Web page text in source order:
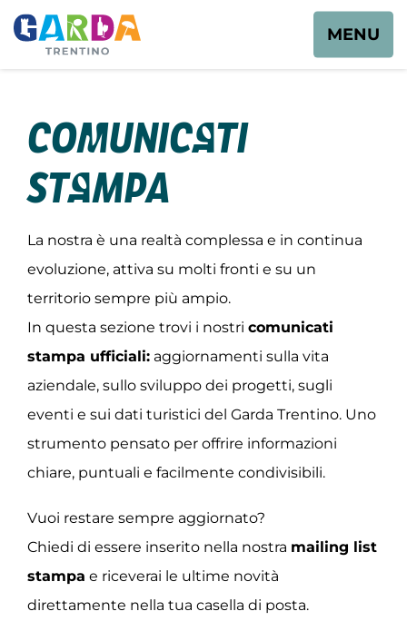
MENU
Comunicati
stampa
La nostra è una realtà complessa e in continua
evoluzione, attiva su molti fronti e su un
territorio sempre più ampio.
In questa sezione trovi i nostri comunicati
stampa ufficiali: aggiornamenti sulla vita
aziendale, sullo sviluppo dei progetti, sugli
eventi e sui dati turistici del Garda Trentino. Uno
strumento pensato per offrire informazioni
chiare, puntuali e facilmente condivisibili.
Vuoi restare sempre aggiornato?
Chiedi di essere inserito nella nostra mailing list
stampa e riceverai le ultime novità
direttamente nella tua casella di posta.